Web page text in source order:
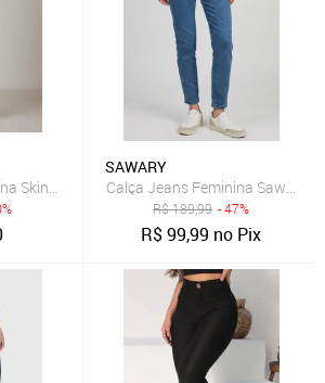
Skinny Cintura Alta Purple Jeans Azul
SAWARY
Calça Jeans Feminina Sawary
R$189,99 - 47%
R$99,99 no Pix